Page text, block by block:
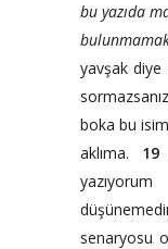
bu yazıda
yavşak diye
boka bu
aklıma. 19
senaryosu